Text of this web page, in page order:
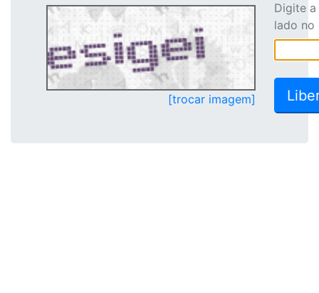
[trocar imagem]
Digite
lado no